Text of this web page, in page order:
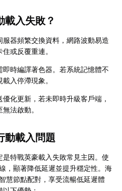
載入失敗？
服器頻繁交換資料，網路波動易造
或反覆重連。
即時編譯著色器。若系統記憶體不
入停滯現象。
優化更新，若未即時升級客戶端，
法啟動。
動載入問題
是特戰英豪載入失敗常見主因。使
，顯著降低延遲並提升穩定性。海
慧節點配對，享受流暢低延遲體